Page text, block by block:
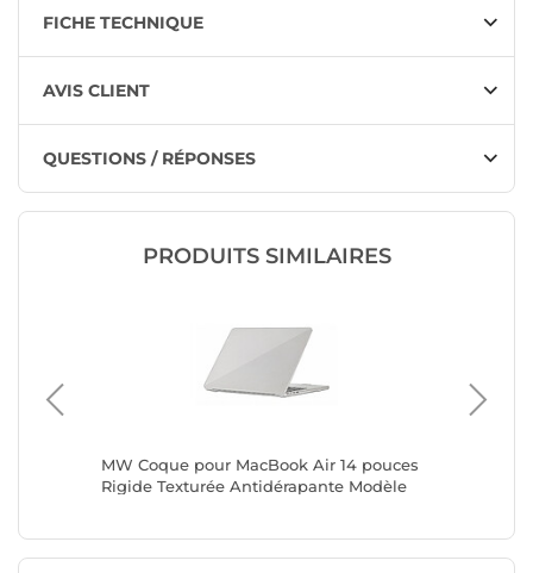
FICHE TECHNIQUE
AVIS CLIENT
QUESTIONS / RÉPONSES
PRODUITS SIMILAIRES
MW Coque pour MacBook Air 14 pouces
Rigide Texturée Antidérapante Modèle